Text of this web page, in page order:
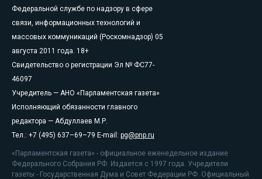
Федеральной службе по надзору в сфере
связи, информационных технологий и
массовых коммуникаций (Роскомнадзор) 05
августа 2011 года. 18+
Свидетельство о регистрации Эл № ФС77-
46097
Учредитель — АНО «Парламентская газета»
Исполняющий обязанности главного
редактора — Абдуллаев М.Р.
Тел.: +7 (495) 637–69–79 E-mail: pg@pnp.ru
«Парламентская газета» - официальное еженедельное издание
Федерального Собрания РФ. Издается с 1997 года. Учредители
газеты - Государственная Дума и Совет Федерации РФ. Официальный